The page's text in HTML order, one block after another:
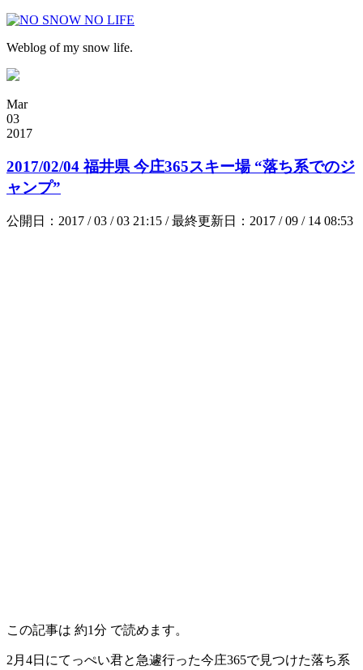
Weblog of my snow life.
Mar
03
2017
2017/02/04 福井県 今庄365スキー場 “落ち系でのジ
ャンプ”
公開日：2017 / 03 / 03 21:15 / 最終更新日：2017 / 09 / 14 08:53
この記事は 約1分 で読めます。
2月4日にてっぺい君と急遽行った今庄365で見つけた落ち系